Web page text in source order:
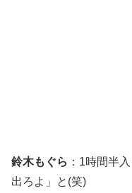
鈴木もぐら ：1時間半
出ろよ」と(笑)